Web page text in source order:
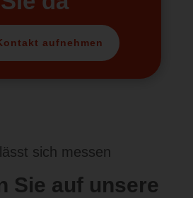
aufnehmen
sich messen
Sie auf unsere